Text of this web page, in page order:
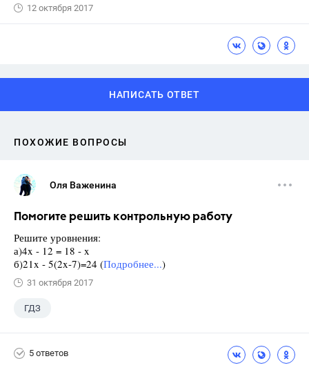
12 октября 2017
НАПИСАТЬ ОТВЕТ
ПОХОЖИЕ ВОПРОСЫ
Оля Важенина
Помогите решить контрольную работу
Решите уровнения:
а)4x - 12 = 18 - x
б)21x - 5(2x-7)=24 (Подробнее...)
31 октября 2017
ГДЗ
5 ответов